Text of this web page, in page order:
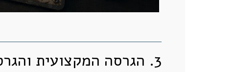
3. הגרסה המקצועית והגרסה החריפה של אותה טענה